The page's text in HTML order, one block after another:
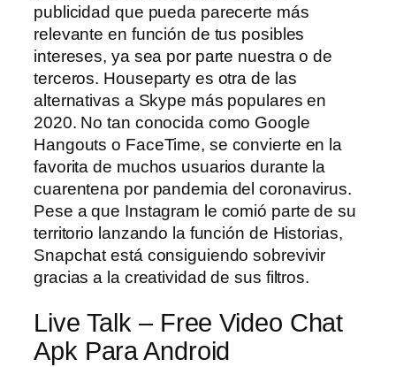
publicidad que pueda parecerte más
relevante en función de tus posibles
intereses, ya sea por parte nuestra o de
terceros. Houseparty es otra de las
alternativas a Skype más populares en
2020. No tan conocida como Google
Hangouts o FaceTime, se convierte en la
favorita de muchos usuarios durante la
cuarentena por pandemia del coronavirus.
Pese a que Instagram le comió parte de su
territorio lanzando la función de Historias,
Snapchat está consiguiendo sobrevivir
gracias a la creatividad de sus filtros.
Live Talk – Free Video Chat
Apk Para Android